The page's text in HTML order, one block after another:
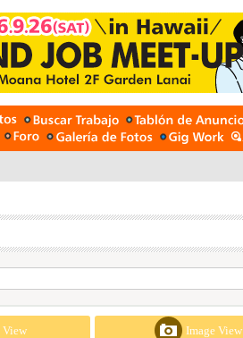
View Image View